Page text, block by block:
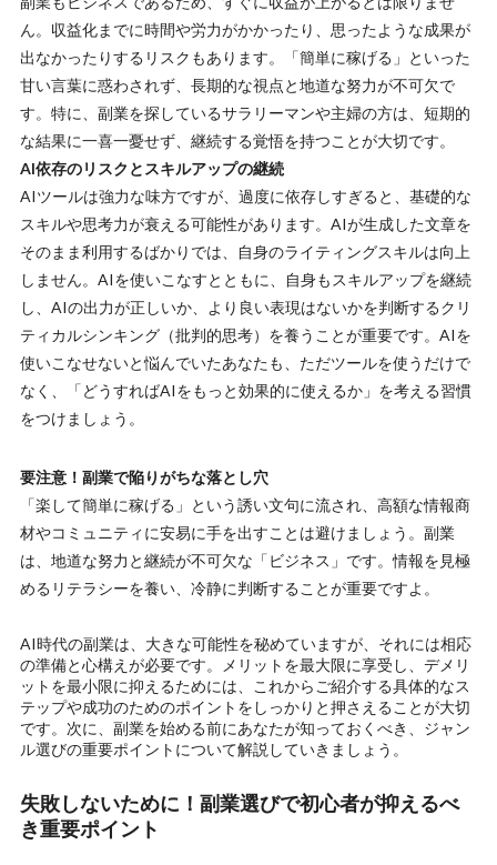
ん。収益化までに時間や労力がかかったり、思ったような成果が
出なかったりするリスクもあります。「簡単に稼げる」といった
甘い言葉に惑わされず、長期的な視点と地道な努力が不可欠で
す。特に、副業を探しているサラリーマンや主婦の方は、短期的
な結果に一喜一憂せず、継続する覚悟を持つことが大切です。
AI依存のリスクとスキルアップの継続
AIツールは強力な味方ですが、過度に依存しすぎると、基礎的な
スキルや思考力が衰える可能性があります。AIが生成した文章を
そのまま利用するばかりでは、自身のライティングスキルは向上
しません。AIを使いこなすとともに、自身もスキルアップを継続
し、AIの出力が正しいか、より良い表現はないかを判断するクリ
ティカルシンキング（批判的思考） を養うことが重要です。AIを
使いこなせないと悩んでいたあなたも、ただツールを使うだけで
なく、「どうすればAIをもっと効果的に使えるか」を考える習慣
をつけましょう。
要注意！副業で陥りがちな落とし穴
「楽して簡単に稼げる」という誘い文句に流され、高額な情報商
材やコミュニティに安易に手を出すことは避けましょう。副業
は、地道な努力と継続が不可欠な「ビジネス」です。情報を見極
めるリテラシーを養い、冷静に判断することが重要ですよ。
AI時代の副業は、大きな可能性を秘めていますが、それには相応
の準備と心構えが必要です。メリットを最大限に享受し、デメリ
ットを最小限に抑えるためには、これからご紹介する具体的なス
テップや成功のためのポイントをしっかりと押さえることが大切
です。次に、副業を始める前にあなたが知っておくべき、ジャン
ル選びの重要ポイントについて解説していきましょう。
失敗しないために！副業選びで初心者が抑えるべ
き重要ポイント